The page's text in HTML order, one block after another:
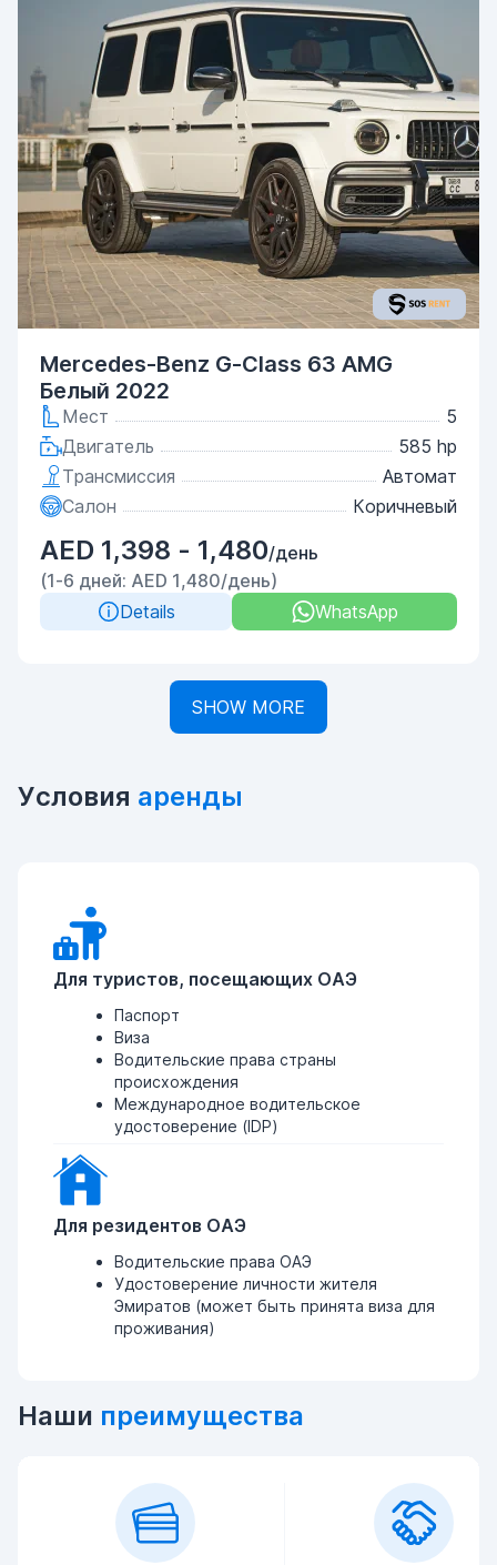
Mercedes-Benz G-Class 63 AMG
Белый 2022
Мест
5
Двигатель
585 hp
Трансмиссия
Автомат
Салон
Коричневый
AED 1,398 - 1,480/день
(1-6 дней: AED 1,480/день)
Details
WhatsApp
SHOW MORE
Условия аренды
Для туристов, посещающих ОАЭ
Паспорт
Виза
Водительские права страны
происхождения
Международное водительское
удостоверение (IDP)
Для резидентов ОАЭ
Водительские права ОАЭ
Удостоверение личности жителя
Эмиратов (может быть принята виза для
проживания)
Наши преимущества